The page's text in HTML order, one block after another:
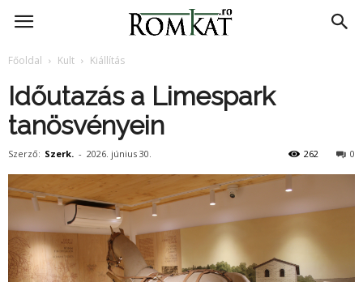
RomKat.ro
Főoldal Kult Kiállítás
Időutazás a Limespark
tanösvényein
Szerző: Szerk. - 2026. június 30. 0
262